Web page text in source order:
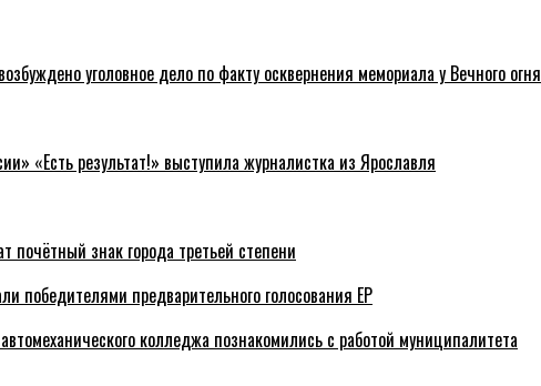
уголовное дело по факту осквернения мемориала у Вечного огня
«Есть результат!» выступила журналистка из Ярославля
почётный знак города третьей степени
победителями предварительного голосования ЕР
колледжа познакомились с работой муниципалитета